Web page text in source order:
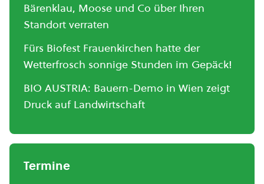
Bärenklau, Moose und Co über Ihren
Standort verraten
Fürs Biofest Frauenkirchen hatte der
Wetterfrosch sonnige Stunden im Gepäck!
BIO AUSTRIA: Bauern-Demo in Wien zeigt
Druck auf Landwirtschaft
Termine